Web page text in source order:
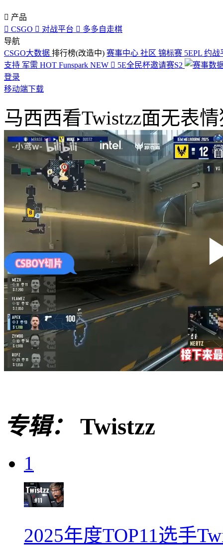
 产品
 CSGO  对战平台  多多自走棋
导航
CSGO大数据 排行榜(改造中) 赛事中心 社区 锦标赛 5EPL 约战
支持 军需 HOT Funspark NEW  5E全民杯邀请赛S2
登录
移动端下载
马西西看Twistzz面无表
专辑： Twistzz
1
2025年度TOP11选手